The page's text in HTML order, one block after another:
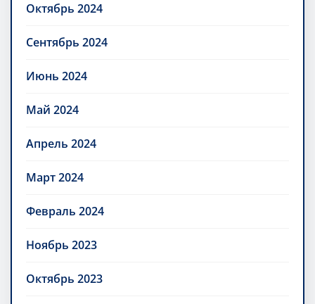
Октябрь 2024
Сентябрь 2024
Июнь 2024
Май 2024
Апрель 2024
Март 2024
Февраль 2024
Ноябрь 2023
Октябрь 2023